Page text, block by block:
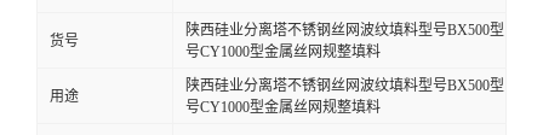
货号
陕西硅业分离塔不锈钢丝网波纹填料型号BX500型
号CY1000型金属丝网规整填料
用途
陕西硅业分离塔不锈钢丝网波纹填料型号BX500型
号CY1000型金属丝网规整填料